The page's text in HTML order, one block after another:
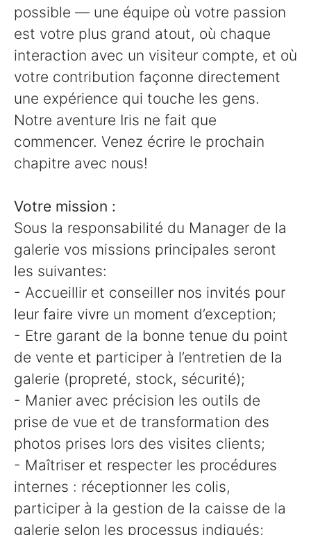
possible — une équipe où votre passion
est votre plus grand atout, où chaque
interaction avec un visiteur compte, et où
votre contribution façonne directement
une expérience qui touche les gens.
Notre aventure Iris ne fait que
commencer. Venez écrire le prochain
chapitre avec nous!
Votre mission :
Sous la responsabilité du Manager de la
galerie vos missions principales seront
les suivantes:
- Accueillir et conseiller nos invités pour
leur faire vivre un moment d’exception;
- Etre garant de la bonne tenue du point
de vente et participer à l’entretien de la
galerie (propreté, stock, sécurité);
- Manier avec précision les outils de
prise de vue et de transformation des
photos prises lors des visites clients;
- Maîtriser et respecter les procédures
internes : réceptionner les colis,
participer à la gestion de la caisse de la
galerie selon les processus indiqués;